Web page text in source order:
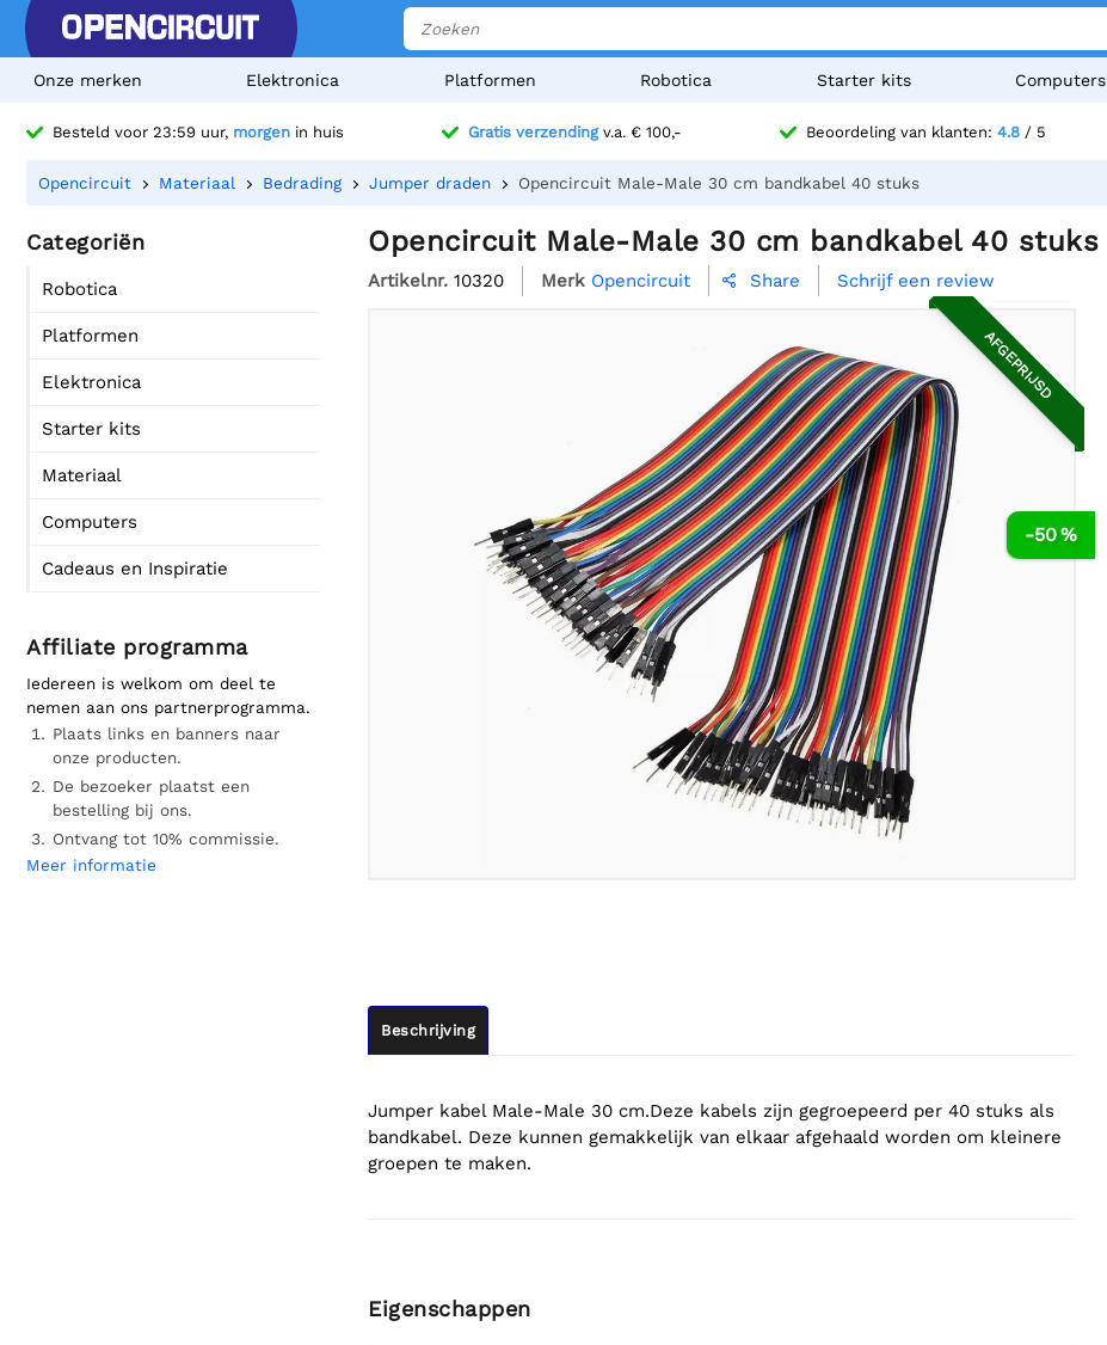
Onze merken Elektronica Platformen Robotica Starter kits Computers
Besteld voor 23:59 uur, morgen in huis Gratis verzendingv.a. € 100,- Beoordeling van klanten: 4.8/ 5
Opencircuit Materiaal Bedrading Jumper draden Opencircuit Male-Male 30 cm bandkabel 40 stuks
Categoriën
Robotica
Platformen
Elektronica
Starter kits
Materiaal
Computers
Cadeaus en Inspiratie
Affiliate programma
Iedereen is welkom om deel te
nemen aan ons partnerprogramma.
Plaats links en banners naar
onze producten.
De bezoeker plaatst een
bestelling bij ons.
Ontvang tot 10% commissie.
Meer informatie
Opencircuit Male-Male 30 cm bandkabel 40 stuks
Artikelnr. 10320 Merk Opencircuit  Share Schrijf een review
-50 %
AFGEPRIJSD
Beschrijving
Jumper kabel Male-Male 30 cm.Deze kabels zijn gegroepeerd per 40 stuks als
bandkabel. Deze kunnen gemakkelijk van elkaar afgehaald worden om kleinere
groepen te maken.
Eigenschappen